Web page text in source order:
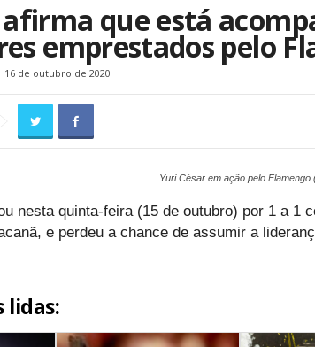
que está
emprestados pelo
16 de outubro de 2020
Yuri César em ação pelo
nesta quinta-feira (15 de outubro) por 1 a 1
e perdeu a chance de assumir a
lidas: